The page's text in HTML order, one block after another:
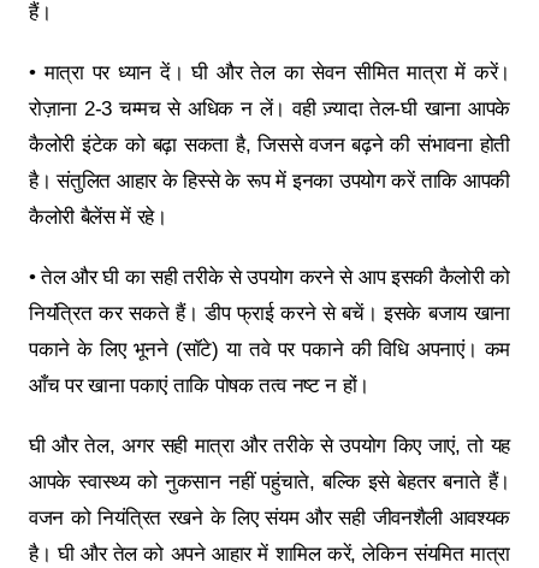
हैं।
• मात्रा पर ध्यान दें। घी और तेल का सेवन सीमित मात्रा में करें।
रोज़ाना 2-3 चम्मच से अधिक न लें। वही ज़्यादा तेल-घी खाना आपके
कैलोरी इंटेक को बढ़ा सकता है, जिससे वजन बढ़ने की संभावना होती
है। संतुलित आहार के हिस्से के रूप में इनका उपयोग करें ताकि आपकी
कैलोरी बैलेंस में रहे।
• तेल और घी का सही तरीके से उपयोग करने से आप इसकी कैलोरी को
नियंत्रित कर सकते हैं। डीप फ्राई करने से बचें। इसके बजाय खाना
पकाने के लिए भूनने (सॉटे) या तवे पर पकाने की विधि अपनाएं। कम
आँच पर खाना पकाएं ताकि पोषक तत्व नष्ट न हों।
घी और तेल, अगर सही मात्रा और तरीके से उपयोग किए जाएं, तो यह
आपके स्वास्थ्य को नुकसान नहीं पहुंचाते, बल्कि इसे बेहतर बनाते हैं।
वजन को नियंत्रित रखने के लिए संयम और सही जीवनशैली आवश्यक
है। घी और तेल को अपने आहार में शामिल करें, लेकिन संयमित मात्रा